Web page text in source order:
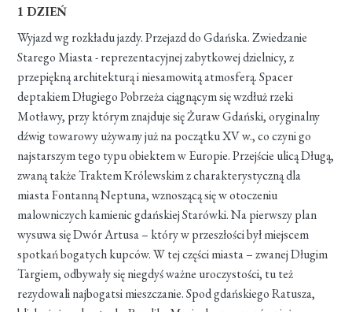
1 DZIEŃ
Wyjazd wg rozkładu jazdy. Przejazd do Gdańska. Zwiedzanie
Starego Miasta - reprezentacyjnej zabytkowej dzielnicy, z
przepiękną architekturą i niesamowitą atmosferą. Spacer
deptakiem Długiego Pobrzeża ciągnącym się wzdłuż rzeki
Motławy, przy którym znajduje się Żuraw Gdański, oryginalny
dźwig towarowy używany już na początku XV w., co czyni go
najstarszym tego typu obiektem w Europie. Przejście ulicą Długą,
zwaną także Traktem Królewskim z charakterystyczną dla
miasta Fontanną Neptuna, wznoszącą się w otoczeniu
malowniczych kamienic gdańskiej Starówki. Na pierwszy plan
wysuwa się Dwór Artusa – który w przeszłości był miejscem
spotkań bogatych kupców. W tej części miasta – zwanej Długim
Targiem, odbywały się niegdyś ważne uroczystości, tu też
rezydowali najbogatsi mieszczanie. Spod gdańskiego Ratusza,